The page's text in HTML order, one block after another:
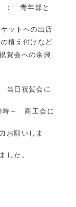
青年部と
への出店
付けなど
賀会への余興
日祝賀会に
～ 商工会に
いしま
した。